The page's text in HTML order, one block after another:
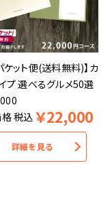
ケット便(送料無料)】カ
プ 選べるグルメ50選
税込 ￥22,000
詳細を見る